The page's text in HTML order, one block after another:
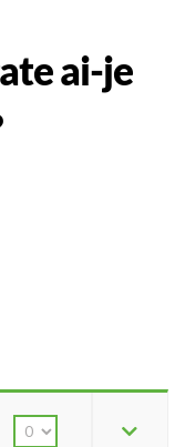
ai-je